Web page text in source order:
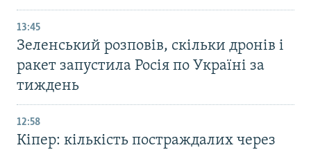
13:45
Зеленський розповів, скільки дронів і
ракет запустила Росія по Україні за
тиждень
12:58
Кіпер: кількість постраждалих через